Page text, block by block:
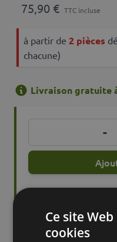
75,90 € TTC incluse
à partir de 2 pièces
chacune)
Livraison gratuite
-
Ajouter à la liste
Ce site
cookies